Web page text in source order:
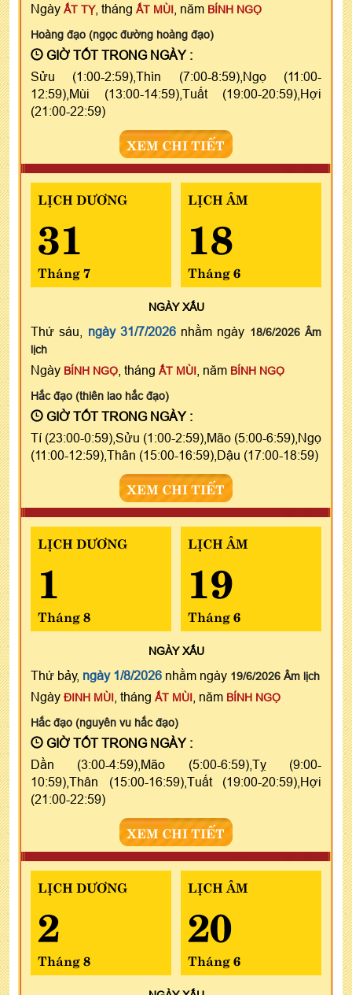
Ngày ẤT TỴ, tháng ẤT MÙI , năm BÍNH NGỌ
Hoàng đạo (ngọc đường hoàng đạo)
GIỜ TỐT TRONG NGÀY :
Sửu (1:00-2:59),Thìn (7:00-8:59),Ngọ (11:00-
12:59),Mùi (13:00-14:59),Tuất (19:00-20:59),Hợi
(21:00-22:59)
XEM CHI TIẾT
LỊCH DƯƠNG
31
Tháng 7
LỊCH ÂM
18
Tháng 6
NGÀYXẤU
Thứ sáu, ngày 31/7/2026nhằm ngày 18/6/2026 Âm
lịch
Ngày BÍNH NGỌ , tháng ẤT MÙI , năm BÍNH NGỌ
Hắc đạo (thiên lao hắc đạo)
GIỜ TỐT TRONG NGÀY :
Tí (23:00-0:59),Sửu (1:00-2:59),Mão (5:00-6:59),Ngọ
(11:00-12:59),Thân (15:00-16:59),Dậu (17:00-18:59)
XEM CHI TIẾT
LỊCH DƯƠNG
1
Tháng 8
LỊCH ÂM
19
Tháng 6
NGÀYXẤU
Thứ bảy, ngày 1/8/2026 nhằm ngày 19/6/2026 Âm lịch
Ngày ĐINH MÙI , tháng ẤT MÙI , năm BÍNH NGỌ
Hắc đạo (nguyên vu hắc đạo)
GIỜ TỐT TRONG NGÀY :
Dần (3:00-4:59),Mão (5:00-6:59),Tỵ (9:00-
10:59),Thân (15:00-16:59),Tuất (19:00-20:59),Hợi
(21:00-22:59)
XEM CHI TIẾT
LỊCH DƯƠNG
2
Tháng 8
LỊCH ÂM
20
Tháng 6